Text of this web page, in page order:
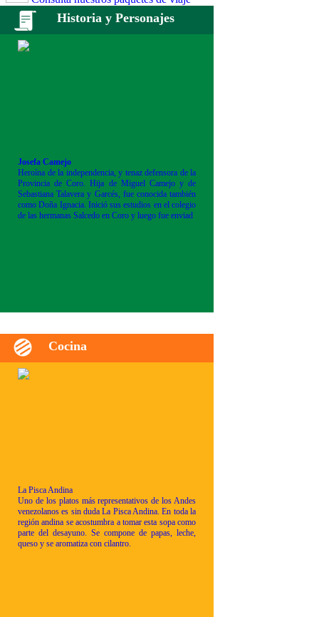
Historia y Personajes
Josefa Camejo
Heroína de la independencia, y tenaz defensora de la
Provincia de Coro. Hija de Miguel Camejo y de
Sebastiana Talavera y Garcés, fue conocida también
como Doña Ignacia. Inició sus estudios en el colegio
de las hermanas Salcedo en Coro y luego fue enviad
Cocina
La Pisca Andina
Uno de los platos más representativos de los Andes
venezolanos es sin duda La Pisca Andina. En toda la
región andina se acostumbra a tomar esta sopa como
parte del desayuno. Se compone de papas, leche,
queso y se aromatiza con cilantro.